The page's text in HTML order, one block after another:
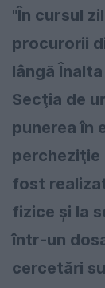
"În cursul
procurorii
lângă
Secţia de
punerea în
percheziţie
fost
fizice şi la
într-un
cercetări